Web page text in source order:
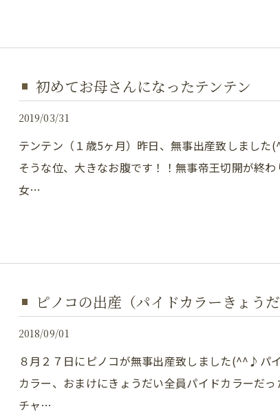
初めてお母さんになったテンテン
2019/03/31
テンテン（１歳5ヶ月）昨日、無事出産致しまし
そうな位、大きなお腹です！！無事帝王切開が終
女…
ピノコの出産（パイドカラーきょうだ
2018/09/01
８月２７日にピノコが無事出産致しました(^^♪パ
カラー、おまけにきょうだい全員パイドカラー
チャ…